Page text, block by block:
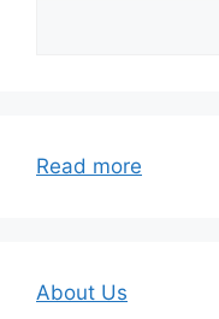
Read more
About Us